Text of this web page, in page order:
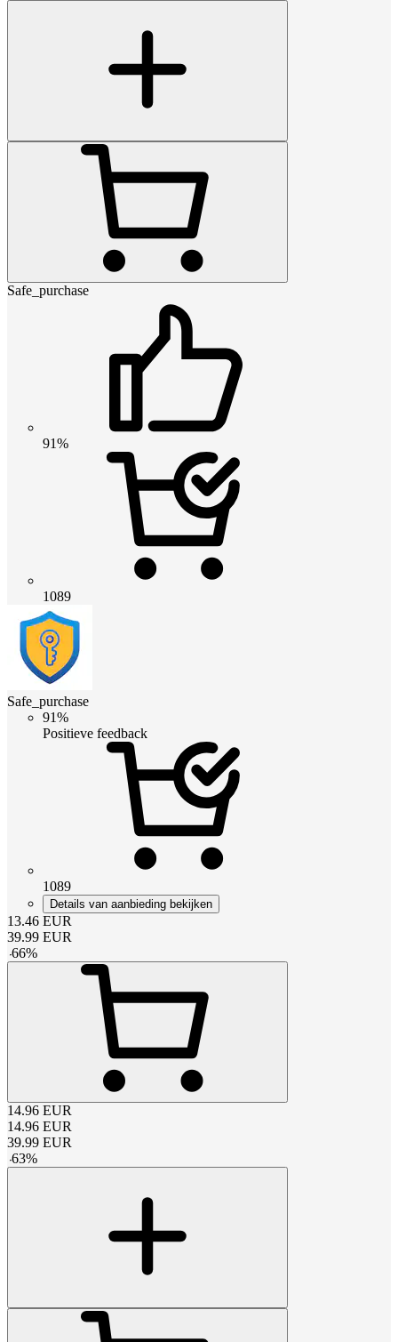
Safe_purchase
91%
1089
Safe_purchase
91%
Positieve feedback
1089
Details van aanbieding bekijken
13.46 EUR
39.99 EUR
-66%
14.96 EUR
14.96 EUR
39.99 EUR
-63%